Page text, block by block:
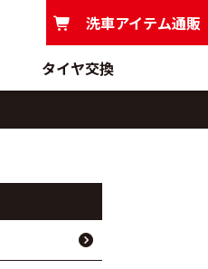
タイヤ交換
洗車アイテム通販